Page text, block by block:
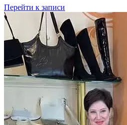
Перейти к записи